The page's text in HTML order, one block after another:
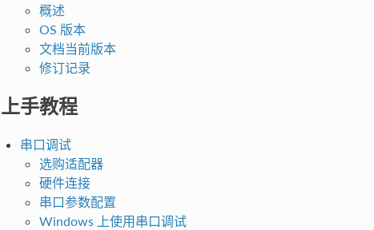
概述
OS 版本
文档当前版本
修订记录
上手教程
串口调试
选购适配器
硬件连接
串口参数配置
Windows 上使用串口调试